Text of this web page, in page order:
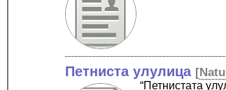
Петниста улулица [
“Петнистата